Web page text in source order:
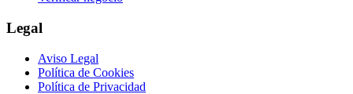
Legal
Aviso Legal
Política de Cookies
Política de Privacidad